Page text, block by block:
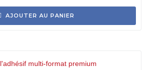
AJOUTER AU PANIER